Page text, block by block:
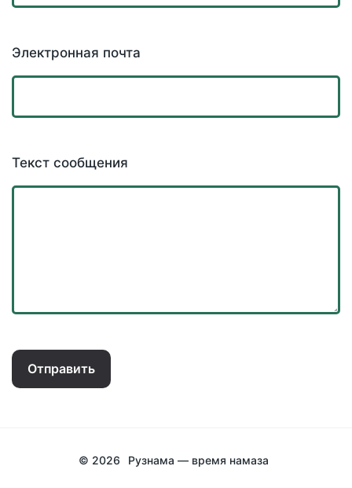
Электронная почта
Текст сообщения
Отправить
© 2026 Рузнама — время намаза